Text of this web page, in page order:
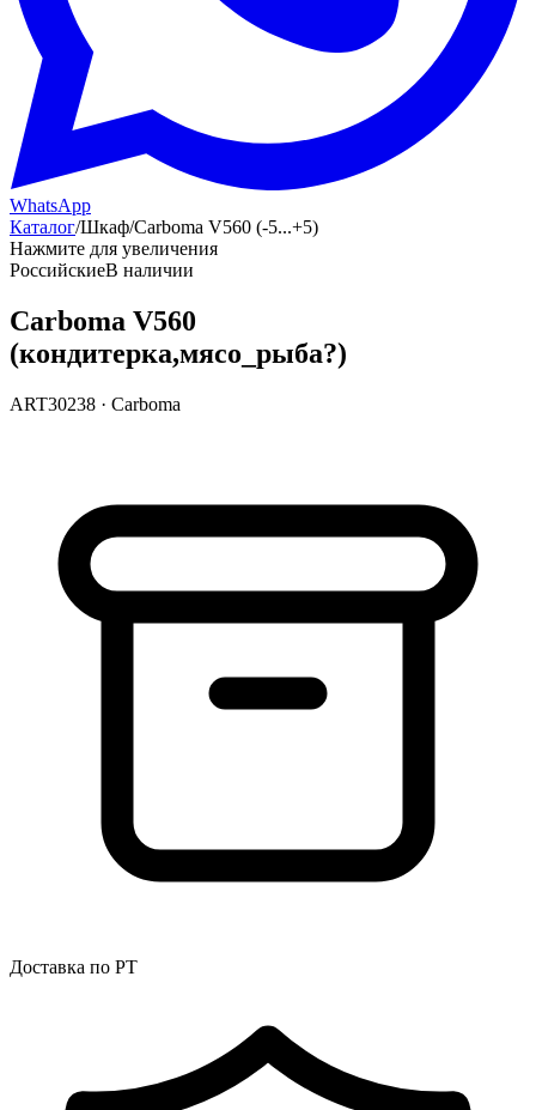
WhatsApp
Каталог/Шкаф/Carboma V560 (-5...+5)
Нажмите для увеличения
РоссийскиеВ наличии
Carboma V560
(кондитерка,мясо_рыба?)
ART30238 · Carboma
Доставка по РТ